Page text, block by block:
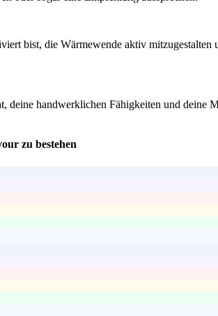
bist, die Wärmewende aktiv mitzugestalten
deine handwerklichen Fähigkeiten und deine
zu bestehen